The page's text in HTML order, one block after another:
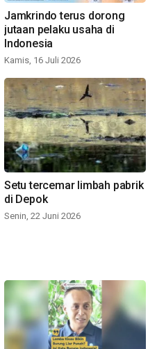
Jamkrindo terus dorong
jutaan pelaku usaha di
Indonesia
Kamis, 16 Juli 2026
Setu tercemar limbah pabrik
di Depok
Senin, 22 Juni 2026